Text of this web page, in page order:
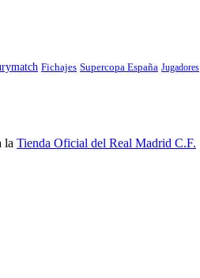
Fichajes Supercopa España Jugadores
la Tienda Oficial del Real Madrid C.F.